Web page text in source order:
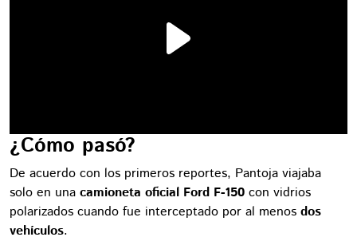
¿Cómo pasó?
De acuerdo con los primeros reportes, Pantoja viajaba
solo en una camioneta oficial Ford F-150 con vidrios
polarizados cuando fue interceptado por al menos dos
vehículos.